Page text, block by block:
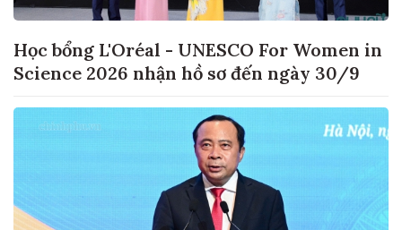
Học bổng L'Oréal - UNESCO For Women in
Science 2026 nhận hồ sơ đến ngày 30/9